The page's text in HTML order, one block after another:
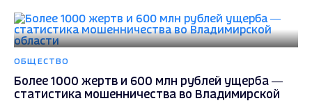
ОБЩЕСТВО
Более 1000 жертв и 600 млн рублей ущерба —
статистика мошенничества во Владимирской